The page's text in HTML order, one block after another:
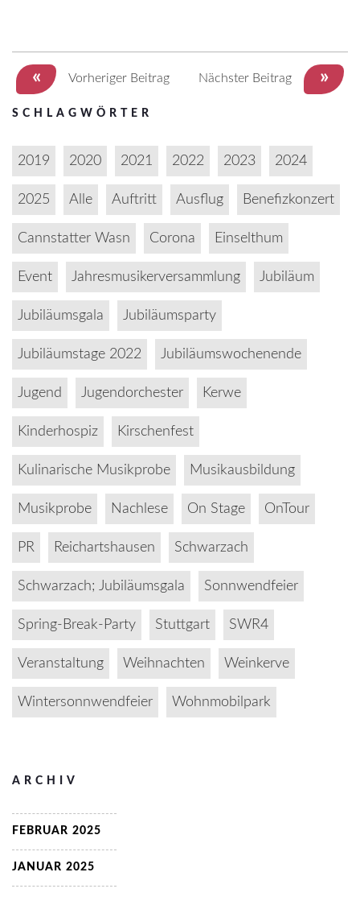
« Vorheriger Beitrag Nächster Beitrag »
SCHLAGWÖRTER
2019 2020 2021 2022 2023 2024
2025 Alle Auftritt Ausflug Benefizkonzert
Cannstatter Wasn Corona Einselthum
Event Jahresmusikerversammlung Jubiläum
Jubiläumsgala Jubiläumsparty
Jubiläumstage 2022 Jubiläumswochenende
Jugend Jugendorchester Kerwe
Kinderhospiz Kirschenfest
Kulinarische Musikprobe Musikausbildung
Musikprobe Nachlese On Stage OnTour
PR Reichartshausen Schwarzach
Schwarzach; Jubiläumsgala Sonnwendfeier
Spring-Break-Party Stuttgart SWR4
Veranstaltung Weihnachten Weinkerve
Wintersonnwendfeier Wohnmobilpark
ARCHIV
FEBRUAR 2025
JANUAR 2025